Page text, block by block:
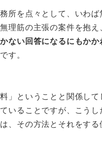
所を点々として、いわ
理筋の主張の案件を抱え
ない回答になるにもか
です。
」ということと関係し
いることですが、こう
、その方法とそれをす